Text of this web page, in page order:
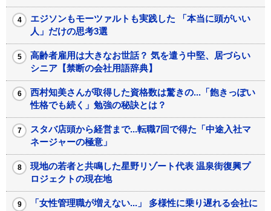
エジソンもモーツァルトも実践した 「本当に頭がいい
人」だけの思考3選
高齢者雇用は大きなお世話？ 気を遣う中堅、居づらい
シニア【禁断の会社用語辞典】
西村知美さんが取得した資格数は驚きの...「飽きっぽい
性格でも続く」勉強の秘訣とは？
スタバ店頭から経営まで...転職7回で得た「中途入社マ
ネージャーの極意」
現地の若者と共鳴した星野リゾート代表 温泉街復興プ
ロジェクトの現在地
「女性管理職が増えない...」 多様性に乗り遅れる会社に